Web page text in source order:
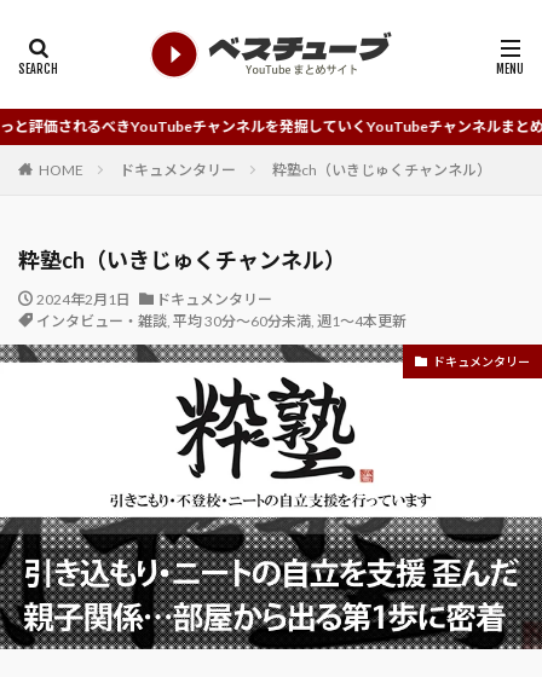
YouTubeチャンネルを発掘していくYouTubeチャンネルまとめサイトです。
HOME ドキュメンタリー 粋塾ch（いきじゅくチャンネル）
粋塾ch（いきじゅくチャンネル）
2024年2月1日
ドキュメンタリー
インタビュー・雑談, 平均 30分～60分未満, 週1～4本更新
ドキュメンタリー